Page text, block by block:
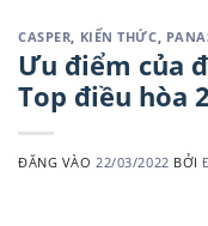
CASPER, KIẾN THỨC,
Ưu điểm của
Top điều hòa
ĐĂNG VÀO 22/03/2022 BỞI